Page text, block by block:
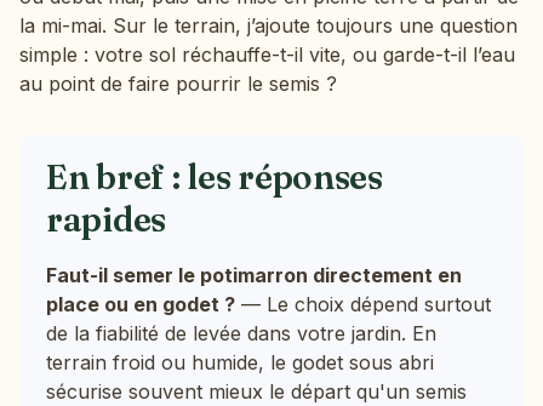
la mi-mai. Sur le terrain, j’ajoute toujours une question
simple : votre sol réchauffe-t-il vite, ou garde-t-il l’eau
au point de faire pourrir le semis ?
En bref : les réponses
rapides
Faut-il semer le potimarron directement en
place ou en godet ? — Le choix dépend surtout
de la fiabilité de levée dans votre jardin. En
terrain froid ou humide, le godet sous abri
sécurise souvent mieux le départ qu'un semis